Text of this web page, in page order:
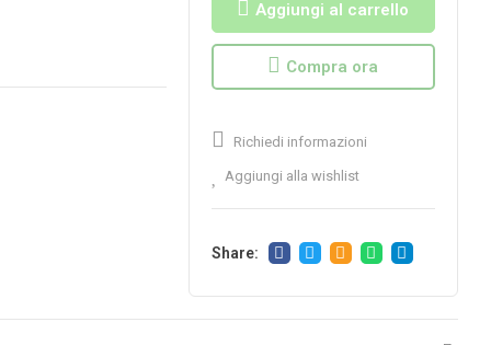
Aggiungi al carrello
Compra ora
Richiedi informazioni
Aggiungi alla wishlist